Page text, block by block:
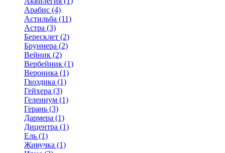
Арабис (4)
Астильба (11)
Астра (3)
Бересклет (2)
Бруннера (2)
Вейник (2)
Вербейник (1)
Вероника (1)
Гвоздика (1)
Гейхера (3)
Гелениум (1)
Герань (3)
Дармера (1)
Дицентра (1)
Ель (1)
Живучка (1)